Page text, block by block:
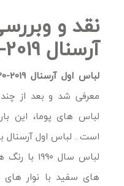
نقد و
آرسنال 2019-2020
لباس اول آرسنال 2019-2020
معرفی شد و بعد از
لباس های پوما، این
است . لباس اول آرسنال
لباس سال
های سفید با نوار